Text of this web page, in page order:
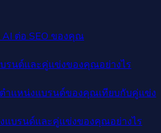
ต่อ SEO ของคุณ
รนด์และคู่แข่งของคุณอย่างไร
ำแหน่งแบรนด์ของคุณเทียบกับคู่แข่ง
แบรนด์และคู่แข่งของคุณอย่างไร